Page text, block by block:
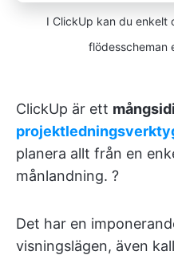
I ClickUp kan du enkelt
flödesscheman
ClickUp är ett
planera allt från en
månlandning. ?
Det har en
visningslägen, även